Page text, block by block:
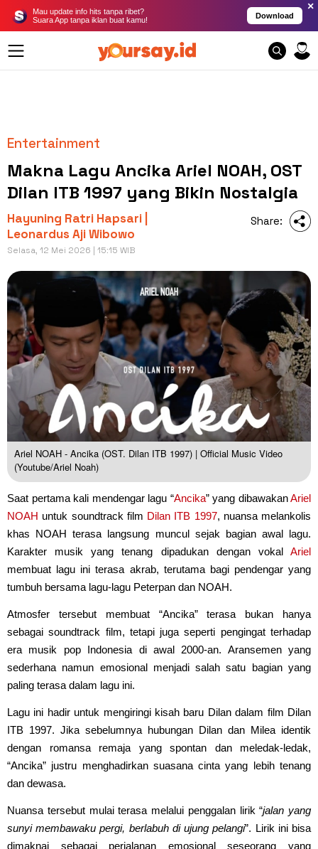
Mau update info hits tanpa ribet?
Suara App tanpa iklan buat kamu!
Download
×
Entertainment
Makna Lagu Ancika Ariel NOAH, OST
Dilan ITB 1997 yang Bikin Nostalgia
Hayuning Ratri Hapsari |
Leonardus Aji Wibowo
Selasa, 12 Mei 2026 | 15:15 WIB
Share:
Ariel NOAH - Ancika (OST. Dilan ITB 1997) | Official Music Video
(Youtube/Ariel Noah)
Saat pertama kali mendengar lagu “Ancika” yang dibawakanAriel
NOAH untuk soundtrack film Dilan ITB 1997, nuansa melankolis
khas NOAH terasa langsung muncul sejak bagian awal lagu.
Karakter musik yang tenang dipadukan dengan vokal Ariel
membuat lagu ini terasa akrab, terutama bagi pendengar yang
tumbuh bersama lagu-lagu Peterpan dan NOAH.
Atmosfer tersebut membuat “Ancika” terasa bukan hanya
sebagai soundtrack film, tetapi juga seperti pengingat terhadap
era musik pop Indonesia di awal 2000-an. Aransemen yang
sederhana namun emosional menjadi salah satu bagian yang
paling terasa dalam lagu ini.
Lagu ini hadir untuk mengiringi kisah baru Dilan dalam film Dilan
ITB 1997. Jika sebelumnya hubungan Dilan dan Milea identik
dengan romansa remaja yang spontan dan meledak-ledak,
“Ancika” justru menghadirkan suasana cinta yang lebih tenang
dan dewasa.
Nuansa tersebut mulai terasa melalui penggalan lirik “jalan yang
sunyi membawaku pergi, berlabuh di ujung pelangi”. Lirik ini bisa
dimaknai sebagai perjalanan emosional seseorang yang